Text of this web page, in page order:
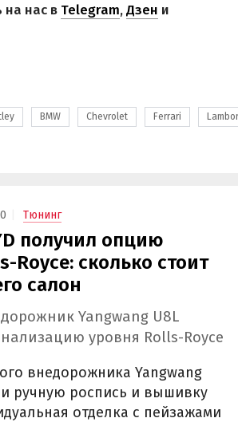
на нас в Telegram,Дзен и
BMW Chevrolet Ferrari
Тюнинг
получил опцию
Royce: сколько стоит
салон
Yangwang U8L
уровня Rolls-Royce
внедорожника Yangwang
ручную роспись и вышивку
отделка с пейзажами